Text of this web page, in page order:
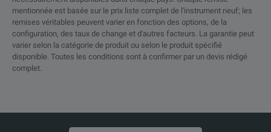
mentionnée est basée sur le prix liste complet de l'instrument neuf; les
remises véritables peuvent varier en fonction des options, de la
configuration, des taux de change et d'autres facteurs. La garantie peut
varier selon la catégorie de produit ou selon le produit spécifié
disponible. Toutes les conditions sont à confirmer par un devis rédigé
complet.